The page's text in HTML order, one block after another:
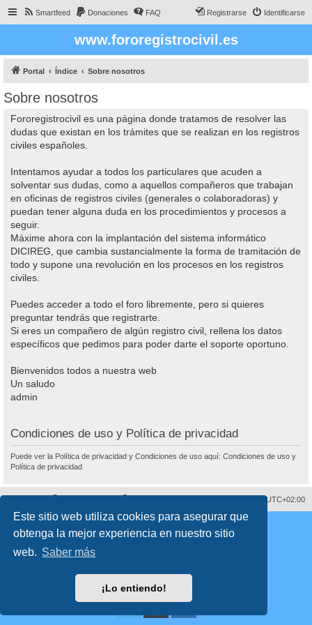
Este sitio web utiliza cookies para asegurar que
obtenga la mejor experiencia en nuestro sitio
web. Saber más
¡Lo entiendo!
Smartfeed Donaciones FAQ Identificarse
Registrarse
www.fororegistrocivil.es
Portal Índice Sobre nosotros
Sobre nosotros
Fororegistrocivil es una página donde tratamos de resolver las
dudas que existan en los trámites que se realizan en los registros
civiles españoles.
Intentamos ayudar a todos los particulares que acuden a
solventar sus dudas, como a aquellos compañeros que trabajan
en oficinas de registros civiles (generales o colaboradoras) y
puedan tener alguna duda en los procedimientos y procesos a
seguir.
Máxime ahora con la implantación del sistema informático
DICIREG, que cambia sustancialmente la forma de tramitación de
todo y supone una revolución en los procesos en los registros
civiles.
Puedes acceder a todo el foro libremente, pero si quieres
preguntar tendrás que registrarte.
Si eres un compañero de algún registro civil, rellena los datos
específicos que pedimos para poder darte el soporte oportuno.
Bienvenidos todos a nuestra web
Un saludo
admin
Condiciones de uso y Política de privacidad
Puede ver la Política de privacidad y Condiciones de uso aquí: Condiciones de uso y
Política de privacidad
UTC+02:00
Copyright © 2008 - 2026 www.fororegistrocivil.es Todos los derechos reservados.
Desarrollado porphpBB® Forum Software © phpBB Limited
Traducción al español por
Styleproflatpor ©Mazeltof2017
| Peak Memory Usage: 1.96 MiB | GZIP: Off |